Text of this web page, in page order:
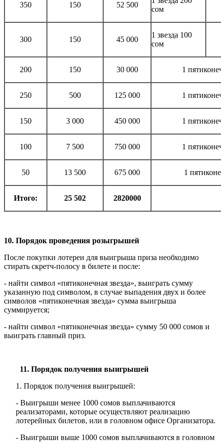
350 150 52 500
сом
300 150 45 000
1 звезда 100
сом
200 150 30 000 1
250 500 125 000 1
150 3 000 450 000 1
100 7 500 750 000 1
50 13 500 675 000 1
Итого: 25 502 2820000
10. Порядок проведения розыгрышей
После покупки лотереи для выигрыша приза необходимо
стирать скретч-полосу в билете и после:
- найти символ «пятиконечная звезда», выиграть сумму
указанную под символом, в случае выпадения двух и более
символов «пятиконечная звезда» сумма выигрыша
суммируется;
- найти символ «пятиконечная звезда» сумму 50 000 сомов и
выиграть главный приз.
11. Порядок получения выигрышей
Порядок получения выигрышей:
- Выигрыши менее 1000 сомов выплачиваются
реализаторами, которые осуществляют реализацию
лотерейных билетов, или в головном офисе Организатора.
- Выигрыши выше 1000 сомов выплачиваются в головном